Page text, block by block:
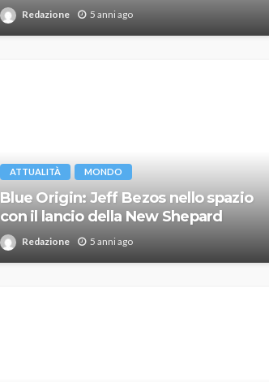
Redazione 5 anni ago
ATTUALITÀ MONDO
Blue Origin: Jeff Bezos nello spazio
con il lancio della New Shepard
Redazione 5 anni ago